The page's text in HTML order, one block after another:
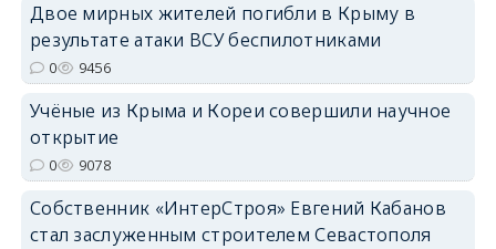
erid: 2SDnjdvhGXG
Двое мирных жителей погибли в Крыму в
результате атаки ВСУ беспилотниками
0 9456
Учёные из Крыма и Кореи совершили научное
открытие
0 9078
Собственник «ИнтерСтроя» Евгений Кабанов
стал заслуженным строителем Севастополя